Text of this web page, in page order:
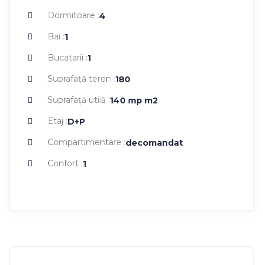
Dormitoare :4
Bai :1
Bucatarii :1
Suprafaţă teren :180
Suprafaţă utilă :140 mp m2
Etaj :D+P
Compartimentare :decomandat
Confort :1